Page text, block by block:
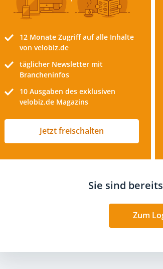
12 Monate Zugriff auf alle Inhalte
von velobiz.de
täglicher Newsletter mit
Brancheninfos
10 Ausgaben des exklusiven
velobiz.de Magazins
Jetzt freischalten
Sie sind
Zum